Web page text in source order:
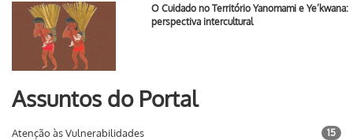
O Cuidado no Território Yanomami e Ye’kwana:
perspectiva intercultural
Assuntos do Portal
Atenção às Vulnerabilidades 15